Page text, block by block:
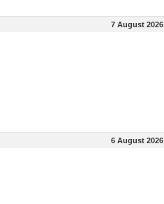
7 August 2026
6 August 2026